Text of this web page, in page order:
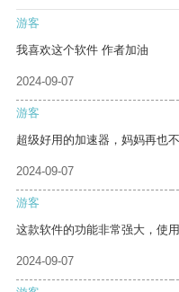
游客
我喜欢这个软件 作者加油
2024-09-07
游客
超级好用的加速器，妈妈再也
2024-09-07
游客
这款软件的功能非常强大，使
2024-09-07